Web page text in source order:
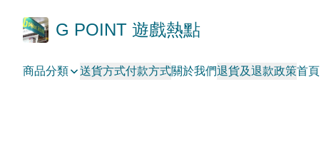
G POINT 遊戲熱點
商品分類 送貨方式付款方式關於我們退貨及退款政策首頁